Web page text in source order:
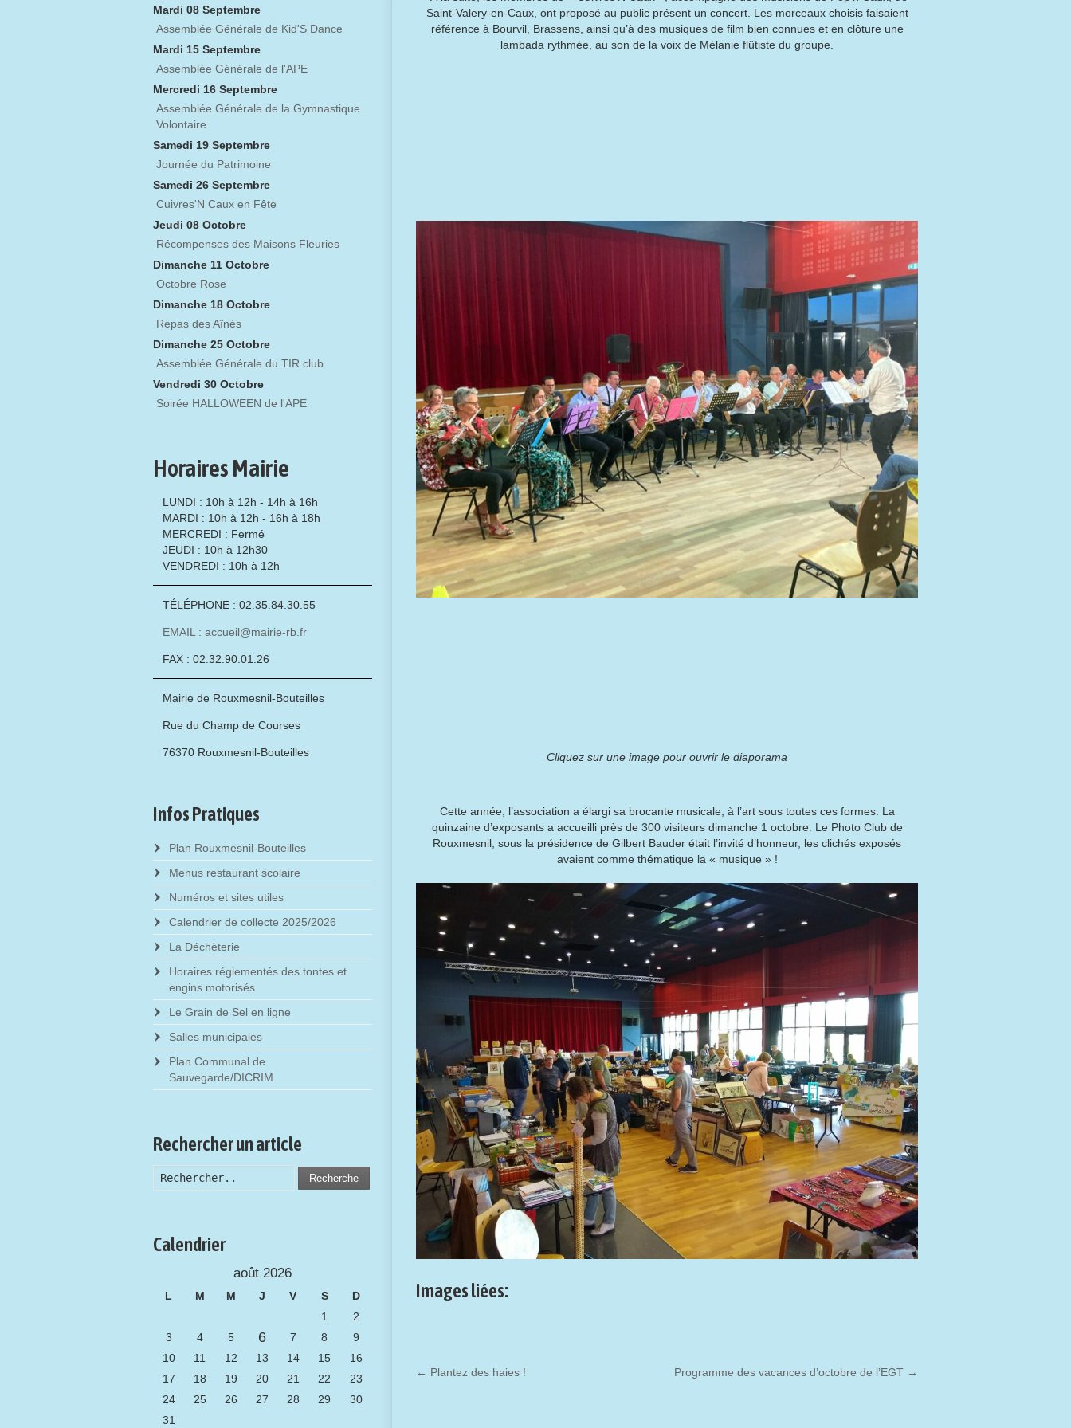
Saint-Valery-en-Caux, ont proposé au public présent un concert. Les morceaux choisis faisaient
référence à Bourvil, Brassens, ainsi qu’à des musiques de film bien connues et en clôture une
lambada rythmée, au son de la voix de Mélanie flûtiste du groupe.
Cliquez sur une image pour ouvrir le diaporama
Cette année, l’association a élargi sa brocante musicale, à l’art sous toutes ces formes. La
quinzaine d’exposants a accueilli près de 300 visiteurs dimanche 1 octobre. Le Photo Club de
Rouxmesnil, sous la présidence de Gilbert Bauder était l’invité d’honneur, les clichés exposés
avaient comme thématique la « musique » !
Images liées:
← Plantez des haies ! Programme des vacances d’octobre de l’EGT →
Mardi 08 Septembre
Assemblée Générale de Kid'S Dance
Mardi 15 Septembre
Assemblée Générale de l'APE
Mercredi 16 Septembre
Assemblée Générale de la Gymnastique
Volontaire
Samedi 19 Septembre
Journée du Patrimoine
Samedi 26 Septembre
Cuivres'N Caux en Fête
Jeudi 08 Octobre
Récompenses des Maisons Fleuries
Dimanche 11 Octobre
Octobre Rose
Dimanche 18 Octobre
Repas des Aînés
Dimanche 25 Octobre
Assemblée Générale du TIR club
Vendredi 30 Octobre
Soirée HALLOWEEN de l'APE
Horaires Mairie
LUNDI : 10h à 12h - 14h à 16h
MARDI : 10h à 12h - 16h à 18h
MERCREDI : Fermé
JEUDI : 10h à 12h30
VENDREDI : 10h à 12h
TÉLÉPHONE : 02.35.84.30.55
EMAIL : accueil@mairie-rb.fr
FAX : 02.32.90.01.26
Mairie de Rouxmesnil-Bouteilles
Rue du Champ de Courses
76370 Rouxmesnil-Bouteilles
Infos Pratiques
Plan Rouxmesnil-Bouteilles
Menus restaurant scolaire
Numéros et sites utiles
Calendrier de collecte 2025/2026
La Déchèterie
Horaires réglementés des tontes et
engins motorisés
Le Grain de Sel en ligne
Salles municipales
Plan Communal de
Sauvegarde/DICRIM
Rechercher un article
Recherche
Calendrier
août 2026
L M M J V S
D
1
2
3
4 5 6 7 8
9
10
11 12 13 14 15
16
17
18 19 20 21 22
23
24
25 26 27 28 29
30
31